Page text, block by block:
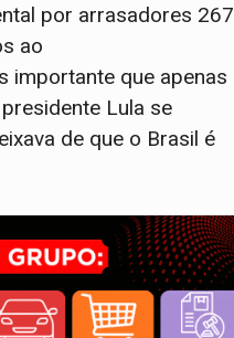
por arrasadores 267
ao
importante que apenas
Lula se
de que o Brasil é